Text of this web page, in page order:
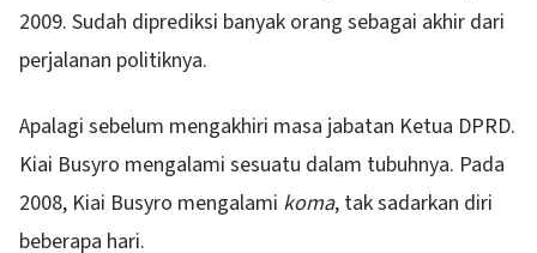
2009. Sudah diprediksi banyak orang sebagai akhir dari
perjalanan politiknya.
Apalagi sebelum mengakhiri masa jabatan Ketua DPRD.
Kiai Busyro mengalami sesuatu dalam tubuhnya. Pada
2008, Kiai Busyro mengalami koma, tak sadarkan diri
beberapa hari.